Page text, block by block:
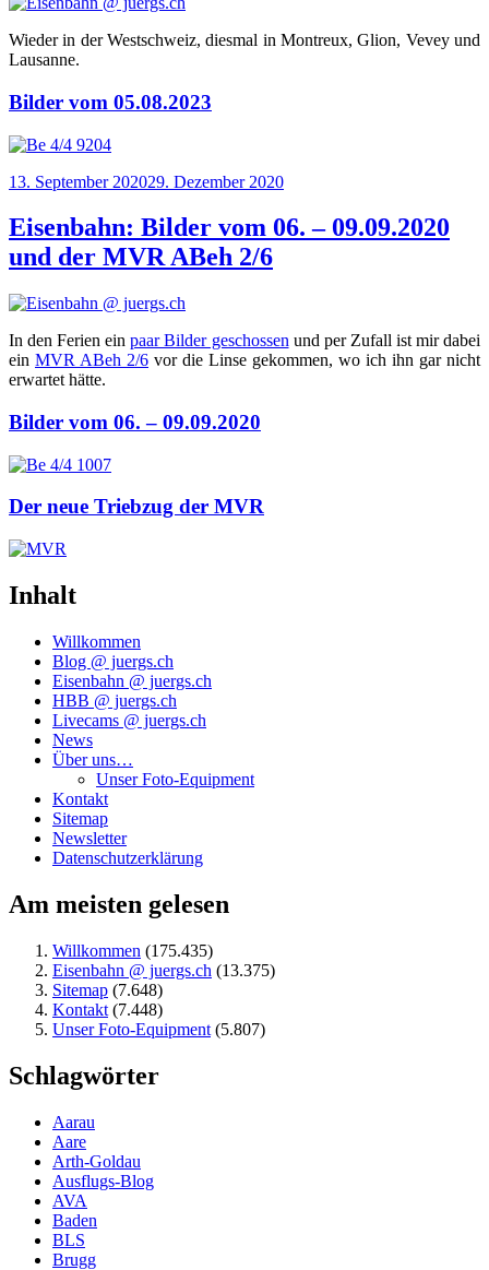
Wie­der in der West­schweiz, dies­mal in Mon­treux, Gli­on, Vevey und
Lausanne.
Bilder vom 05.08.2023
Veröffentlicht
13. September 202029. Dezember 2020
Eisenbahn: Bilder vom 06. – 09.09.2020
und der MVR ABeh 2/6
In den Feri­en einpaar Bil­der geschos­sen und per Zufall ist mir dabei
ein MVR ABeh 2/6 vor die Lin­se gekom­men, wo ich ihn gar nicht
erwar­tet hätte.
Bilder vom 06. – 09.09.2020
Der neue Triebzug der MVR
Inhalt
Willkommen
Blog @ juergs.ch
Eisenbahn @ juergs.ch
HBB @ juergs.ch
Livecams @ juergs.ch
News
Über uns…
Unser Foto-Equipment
Kontakt
Sitemap
Newsletter
Datenschutzerklärung
Am meisten gelesen
Willkommen (175.435)
Eisenbahn @ juergs.ch (13.375)
Sitemap (7.648)
Kontakt (7.448)
Unser Foto-Equipment (5.807)
Schlagwörter
Aarau
Aare
Arth-Goldau
Ausflugs-Blog
AVA
Baden
BLS
Brugg